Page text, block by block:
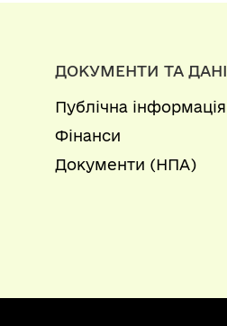
ДОКУМЕНТИ ТА ДАНІ
Публічна інформація
Фінанси
Документи (НПА)